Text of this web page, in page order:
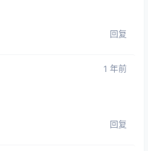
回复
1 年前
回复